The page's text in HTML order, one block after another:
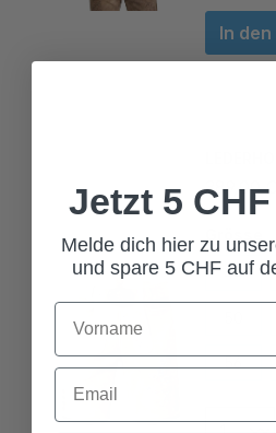
In
Grösse
44
Jetzt 5
Melde dich hier zu
und spare 5 CHF auf